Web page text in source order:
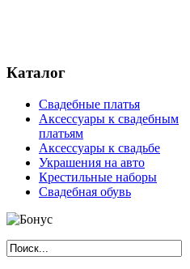
Каталог
Свадебные платья
Аксессуары к свадебным
платьям
Аксессуары к свадьбе
Украшения на авто
Крестильные наборы
Свадебная обувь